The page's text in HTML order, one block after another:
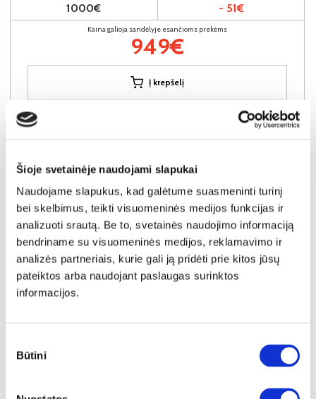
Šioje svetainėje naudojami slapukai
Naudojame slapukus, kad galėtume suasmeninti turinį
bei skelbimus, teikti visuomeninės medijos funkcijas ir
analizuoti srautą. Be to, svetainės naudojimo informaciją
bendriname su visuomeninės medijos, reklamavimo ir
analizės partneriais, kurie gali ją pridėti prie kitos jūsų
pateiktos arba naudojant paslaugas surinktos
informacijos.
pasirinkimas
Būtini
1000€ - 51€
Kaina galioja sandėlyje esančioms prekėms
949€
Į krepšelį